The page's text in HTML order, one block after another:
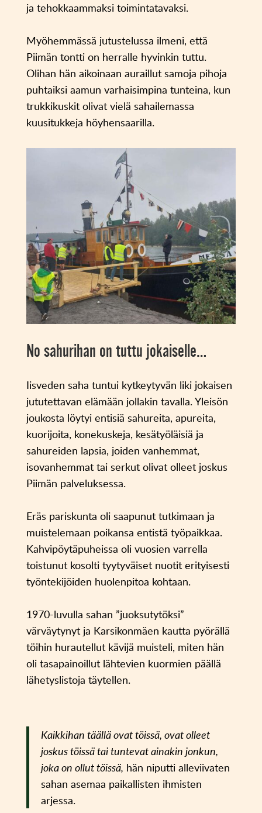
ja tehokkaammaksi toimintatavaksi.
Myöhemmässä jutustelussa ilmeni, että
Piimän tontti on herralle hyvinkin tuttu.
Olihan hän aikoinaan auraillut samoja pihoja
puhtaiksi aamun varhaisimpina tunteina, kun
trukkikuskit olivat vielä sahailemassa
kuusitukkeja höyhensaarilla.
No sahurihan on tuttu jokaiselle…
Iisveden saha tuntui kytkeytyvän liki jokaisen
jututettavan elämään jollakin tavalla. Yleisön
joukosta löytyi entisiä sahureita, apureita,
kuorijoita, konekuskeja, kesätyöläisiä ja
sahureiden lapsia, joiden vanhemmat,
isovanhemmat tai serkut olivat olleet joskus
Piimän palveluksessa.
Eräs pariskunta oli saapunut tutkimaan ja
muistelemaan poikansa entistä työpaikkaa.
Kahvipöytäpuheissa oli vuosien varrella
toistunut kosolti tyytyväiset nuotit erityisesti
työntekijöiden huolenpitoa kohtaan.
1970-luvulla sahan ”juoksutytöksi”
värväytynyt ja Karsikonmäen kautta pyörällä
töihin hurautellut kävijä muisteli, miten hän
oli tasapainoillut lähtevien kuormien päällä
lähetyslistoja täytellen.
Kaikkihan täällä ovat töissä, ovat olleet
joskus töissä tai tuntevat ainakin jonkun,
joka on ollut töissä, hän niputti alleviivaten
sahan asemaa paikallisten ihmisten
arjessa.